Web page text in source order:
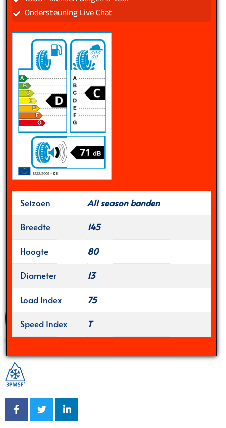
Ondersteuning Live Chat
Seizoen
All season banden
Breedte
145
Hoogte
80
Diameter
13
Load Index
75
Speed Index
T